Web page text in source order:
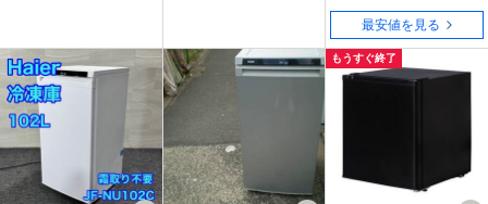
最安値を見る
もうすぐ終了